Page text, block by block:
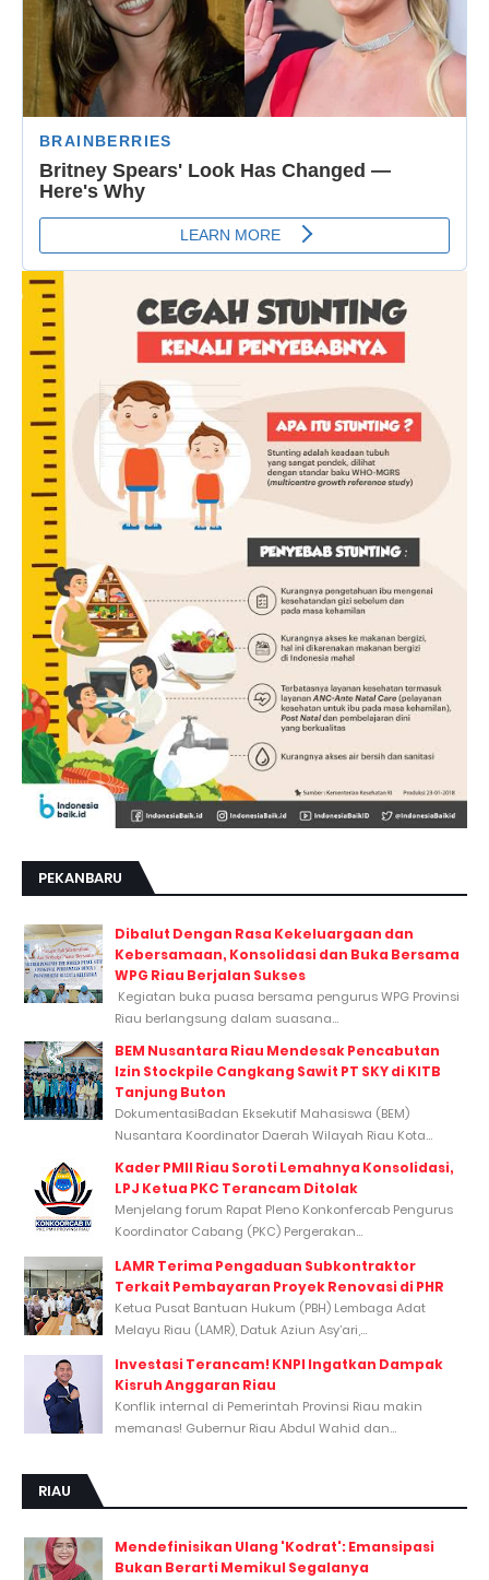
PEKANBARU
Dibalut Dengan Rasa Kekeluargaan dan
Kebersamaan, Konsolidasi dan Buka Bersama
WPG Riau Berjalan Sukses
Kegiatan buka puasa bersama pengurus WPG Provinsi
Riau berlangsung dalam suasana...
BEM Nusantara Riau Mendesak Pencabutan
Izin Stockpile Cangkang Sawit PT SKY di KITB
Tanjung Buton
DokumentasiBadan Eksekutif Mahasiswa (BEM)
Nusantara Koordinator Daerah Wilayah Riau Kota...
Kader PMII Riau Soroti Lemahnya Konsolidasi,
LPJ Ketua PKC Terancam Ditolak
Menjelang forum Rapat Pleno Konkonfercab Pengurus
Koordinator Cabang (PKC) Pergerakan...
LAMR Terima Pengaduan Subkontraktor
Terkait Pembayaran Proyek Renovasi di PHR
Ketua Pusat Bantuan Hukum (PBH) Lembaga Adat
Melayu Riau (LAMR), Datuk Aziun Asy’ari,...
Investasi Terancam! KNPI Ingatkan Dampak
Kisruh Anggaran Riau
Konflik internal di Pemerintah Provinsi Riau makin
memanas! Gubernur Riau Abdul Wahid dan...
RIAU
Mendefinisikan Ulang 'Kodrat': Emansipasi
Bukan Berarti Memikul Segalanya